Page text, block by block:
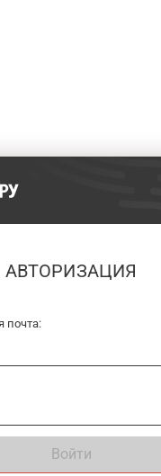
АВТОРИЗАЦИЯ
почта:
Войти